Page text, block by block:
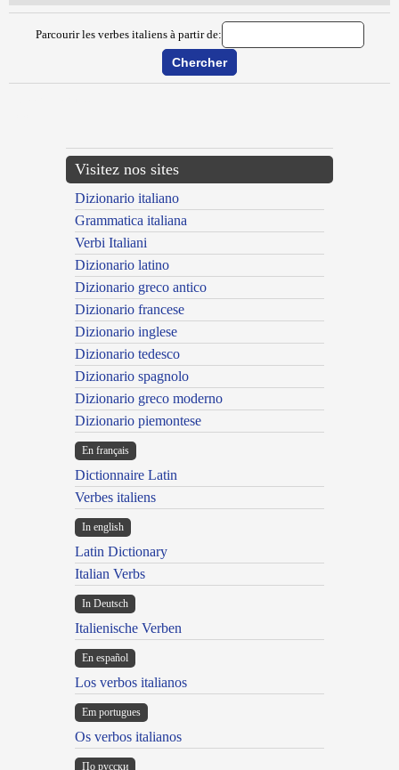
Parcourir les verbes italiens à partir de:
Visitez nos sites
Dizionario italiano
Grammatica italiana
Verbi Italiani
Dizionario latino
Dizionario greco antico
Dizionario francese
Dizionario inglese
Dizionario tedesco
Dizionario spagnolo
Dizionario greco moderno
Dizionario piemontese
En français
Dictionnaire Latin
Verbes italiens
In english
Latin Dictionary
Italian Verbs
In Deutsch
Italienische Verben
En español
Los verbos italianos
Em portugues
Os verbos italianos
По русски